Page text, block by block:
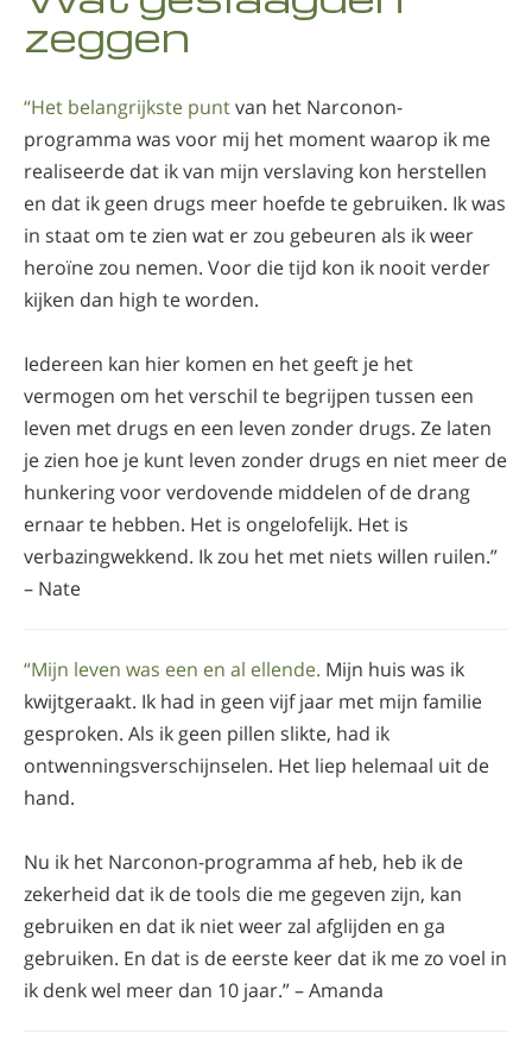
Kroatisch
Turks
zeggen
“Het belangrijkste puntvan het Narconon-
programma was voor mij het moment waarop ik me
realiseerde dat ik van mijn verslaving kon herstellen
en dat ik geen drugs meer hoefde te gebruiken. Ik was
in staat om te zien wat er zou gebeuren als ik weer
heroïne zou nemen. Voor die tijd kon ik nooit verder
kijken dan high te worden.
Iedereen kan hier komen en het geeft je het
vermogen om het verschil te begrijpen tussen een
leven met drugs en een leven zonder drugs. Ze laten
je zien hoe je kunt leven zonder drugs en niet meer de
hunkering voor verdovende middelen of de drang
ernaar te hebben. Het is ongelofelijk. Het is
verbazingwekkend. Ik zou het met niets willen ruilen.”
– Nate
“Mijn leven was een en al ellende. Mijn huis was ik
kwijtgeraakt. Ik had in geen vijf jaar met mijn familie
gesproken. Als ik geen pillen slikte, had ik
ontwenningsverschijnselen. Het liep helemaal uit de
hand.
Nu ik het Narconon-programma af heb, heb ik de
zekerheid dat ik de tools die me gegeven zijn, kan
gebruiken en dat ik niet weer zal afglijden en ga
gebruiken. En dat is de eerste keer dat ik me zo voel in
ik denk wel meer dan 10 jaar.” – Amanda